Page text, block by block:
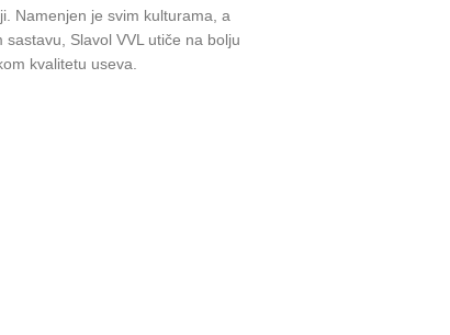
Namenjen je svim kulturama, a
Slavol VVL utiče na bolju
kvalitetu useva.